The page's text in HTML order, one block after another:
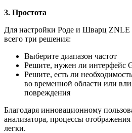
3. Простота
Для настройки Роде и Шварц ZNLE
всего три решения:
Выберите диапазон частот
Решите, нужен ли интерфейс
Решите, есть ли
во временной области или
повреждения
Благодаря инновационному
анализатора, процессы
легки.